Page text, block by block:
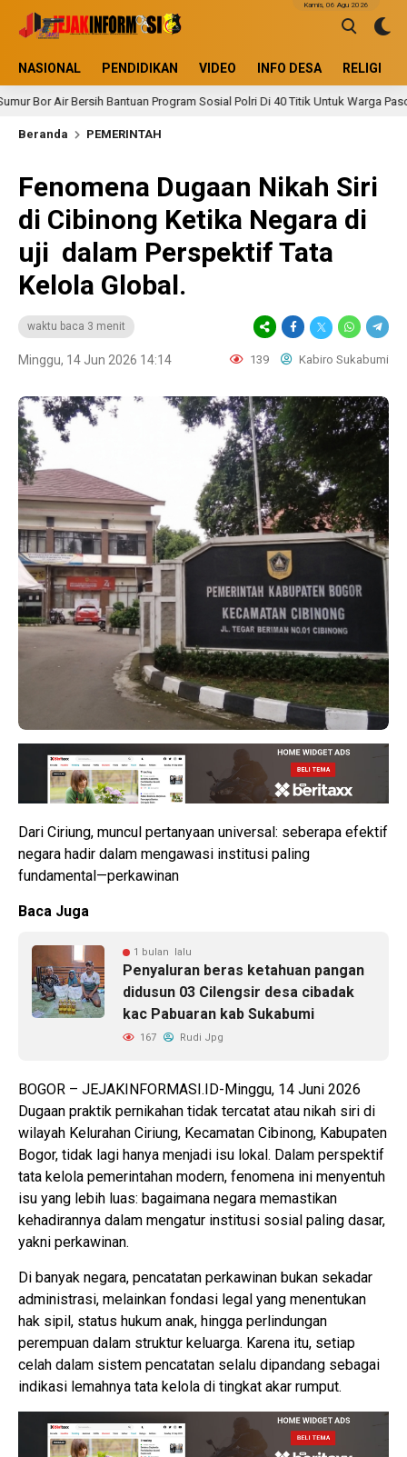
NASIONAL PENDIDIKAN VIDEO INFO DESA RELIGI
Kamis, 06 Agu 2026
Bantuan Program Sosial Polri Di 40 Titik Untuk Warga Pascabanjir
Beranda PEMERINTAH
Fenomena Dugaan Nikah Siri
di Cibinong Ketika Negara di
uji dalam Perspektif Tata
Kelola Global.
waktu baca 3 menit
Minggu, 14 Jun 2026 14:14 139 Kabiro Sukabumi
Dari Ciriung, muncul pertanyaan universal: seberapa efektif
negara hadir dalam mengawasi institusi paling
fundamental—perkawinan
Baca Juga
1 bulan lalu
Penyaluran beras ketahuan pangan
didusun 03 Cilengsir desa cibadak
kac Pabuaran kab Sukabumi
167 Rudi Jpg
BOGOR – JEJAKINFORMASI.ID-Minggu, 14 Juni 2026
Dugaan praktik pernikahan tidak tercatat atau nikah siri di
wilayah Kelurahan Ciriung, Kecamatan Cibinong, Kabupaten
Bogor, tidak lagi hanya menjadi isu lokal. Dalam perspektif
tata kelola pemerintahan modern, fenomena ini menyentuh
isu yang lebih luas: bagaimana negara memastikan
kehadirannya dalam mengatur institusi sosial paling dasar,
yakni perkawinan.
Di banyak negara, pencatatan perkawinan bukan sekadar
administrasi, melainkan fondasi legal yang menentukan
hak sipil, status hukum anak, hingga perlindungan
perempuan dalam struktur keluarga. Karena itu, setiap
celah dalam sistem pencatatan selalu dipandang sebagai
indikasi lemahnya tata kelola di tingkat akar rumput.